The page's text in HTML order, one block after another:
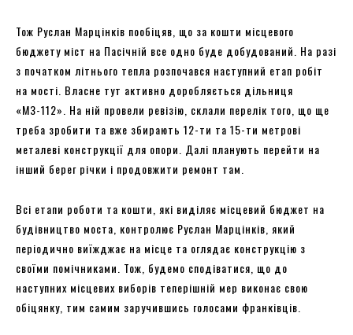
Тож Руслан Марцінків пообіцяв, що за кошти місцевого
бюджету міст на Пасічній все одно буде добудований. На разі
з початком літнього тепла розпочався наступний етап робіт
на мості. Власне тут активно доробляється дільниця
«МЗ-112». На ній провели ревізію, склали перелік того, що ще
треба зробити та вже збирають 12-ти та 15-ти метрові
металеві конструкції для опори. Далі планують перейти на
інший берег річки і продовжити ремонт там.
Всі етапи роботи та кошти, які виділяє місцевий бюджет на
будівництво моста, контролює Руслан Марцінків, який
періодично виїжджає на місце та оглядає конструкцію з
своїми помічниками. Тож, будемо сподіватися, що до
наступних місцевих виборів теперішній мер виконає свою
обіцянку, тим самим заручившись голосами франківців.